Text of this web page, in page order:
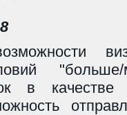
в качестве